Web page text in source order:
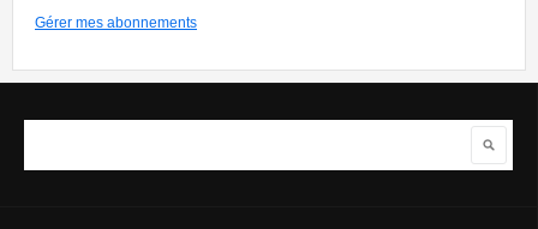
Gérer mes abonnements
Rechercher